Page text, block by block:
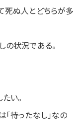
死ぬ人とどちらが多
の状況である。
い。
待ったなし」なの